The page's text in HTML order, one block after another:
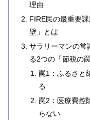
理由
FIRE民の最重要
壁」とは
サラリーマンの常
る2つの「節税の罠
罠1：ふるさと
る
罠2：医療費控
らない